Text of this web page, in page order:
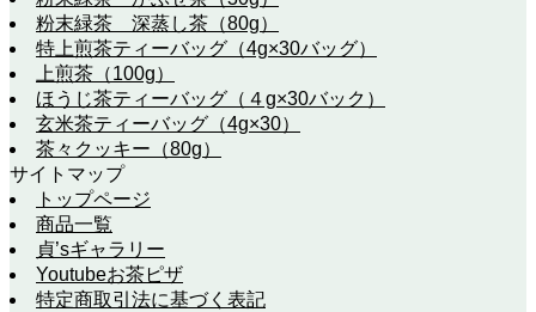
粉末緑茶 深蒸し茶（80g）
特上煎茶ティーバッグ（4g×30バッグ）
上煎茶（100g）
ほうじ茶ティーバッグ（４g×30バック）
玄米茶ティーバッグ（4g×30）
茶々クッキー（80g）
サイトマップ
トップページ
商品一覧
貞’sギャラリー
Youtubeお茶ピザ
特定商取引法に基づく表記